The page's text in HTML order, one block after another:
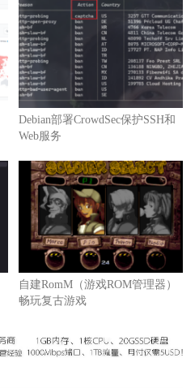
Debian部署CrowdSec保护SSH和
Web服务
自建RomM（游戏ROM管理器）
畅玩复古游戏